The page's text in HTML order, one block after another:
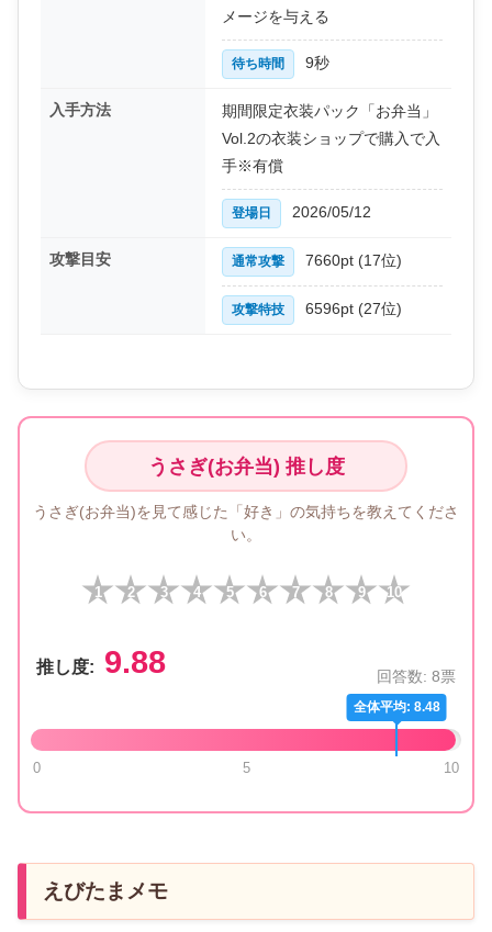
メージを与える
待ち時間 9秒
入手方法
期間限定衣装パック「お弁当」
Vol.2の衣装ショップで購入で入
手※有償
登場日 2026/05/12
攻撃目安 通常攻撃 7660pt (17位)
攻撃特技 6596pt (27位)
うさぎ(お弁当) 推し度
うさぎ(お弁当)を見て感じた「好き」の気持ちを教えてくださ
い。
10
9
8
7
6
5
4
3
2
1
推し度: 9.88 回答数: 8票
全体平均: 8.48
0 5 10
えびたまメモ